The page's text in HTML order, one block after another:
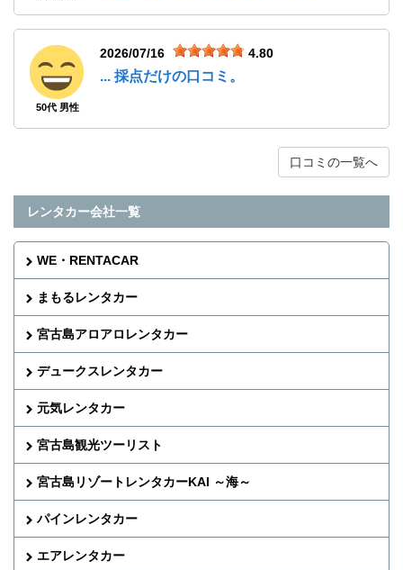
50代 男性
2026/07/16 4.80
... 採点だけの口コミ。
口コミの一覧へ
レンタカー会社一覧
WE・RENTACAR
まもるレンタカー
宮古島アロアロレンタカー
デュークスレンタカー
元気レンタカー
宮古島観光ツーリスト
宮古島リゾートレンタカーKAI ～海～
パインレンタカー
エアレンタカー